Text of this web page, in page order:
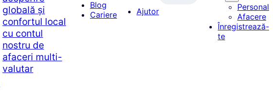
globală și
confortul local
cu contul
nostru de
afaceri multi-
valutar
Blog
Cariere
Ajutor
Personal
Afacere
Înregistrează-
te